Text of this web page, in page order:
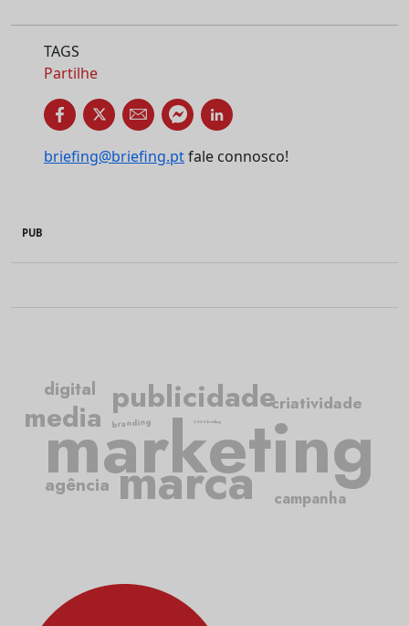
TAGS
Partilhe
briefing@briefing.ptfale connosco!
PUB
marketing
publicidade
marca
criatividade
campanha
media
agência
digital
2050.briefing
branding